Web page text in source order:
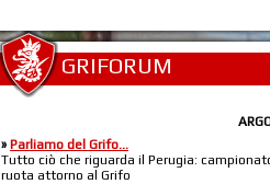
GRIFORUM
» Parliamo del Grifo...
Tutto ciò che riguarda il Perugia:
ruota attorno al Grifo